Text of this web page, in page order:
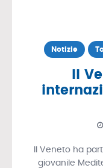
Notizie
Il
Il Veneto ha
giovanile